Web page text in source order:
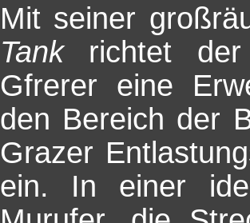
Mit seiner
Tankrichtet der
Gfrerer eine
den Bereich der
Grazer
ein. In einer